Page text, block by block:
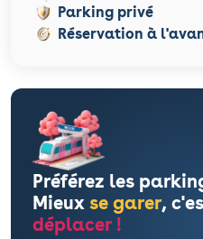
Parking privé
Réservation à
Préférez les
Mieux se garer,
déplacer !